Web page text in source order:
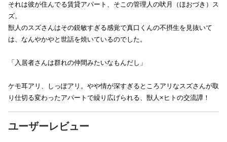
それは彼が住んでる賃貸アパート、そこの管理人の吠月（ほおづき）ス
ズ。
獣人のスズさんはその鋭敏すぎる感覚で真口くんの不摂生を見抜いて
は、なんやかやと世話を焼いているのでした。
「入居者さんは群れの仲間みたいなもんだし」
ケモ耳アリ、しっぽアリ。やや情が深すぎるところアリなスズさんが取
り仕切る変わったアパートで繰り広げられる、獣人×ヒトの交流譚！
ユーザーレビュー